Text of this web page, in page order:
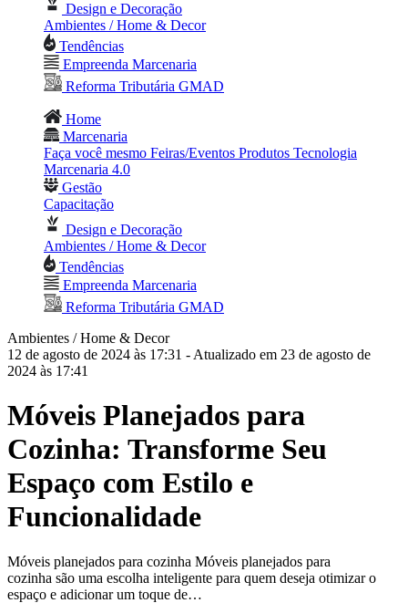
Design e Decoração
Ambientes / Home & Decor
Tendências
Empreenda Marcenaria
Reforma Tributária GMAD
Home
Marcenaria
Faça você mesmo Feiras/Eventos Produtos Tecnologia
Marcenaria 4.0
Gestão
Capacitação
Design e Decoração
Ambientes / Home & Decor
Tendências
Empreenda Marcenaria
Reforma Tributária GMAD
Ambientes / Home & Decor
12 de agosto de 2024 às 17:31 - Atualizado em 23 de agosto de
2024 às 17:41
Móveis Planejados para
Cozinha: Transforme Seu
Espaço com Estilo e
Funcionalidade
Móveis planejados para cozinha Móveis planejados para
cozinha são uma escolha inteligente para quem deseja otimizar o
espaço e adicionar um toque de…